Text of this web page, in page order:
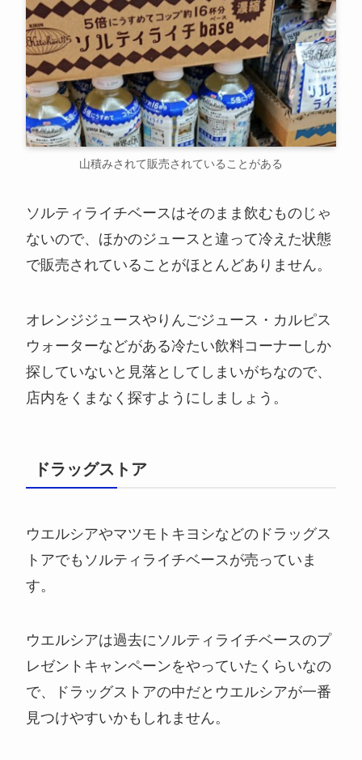
山積みされて販売されていることがある
ソルティライチベースはそのまま飲むものじゃ
ないので、ほかのジュースと違って冷えた状態
で販売されていることがほとんどありません。
オレンジジュースやりんごジュース・カルピス
ウォーターなどがある冷たい飲料コーナーしか
探していないと見落としてしまいがちなので、
店内をくまなく探すようにしましょう。
ドラッグストア
ウエルシアやマツモトキヨシなどのドラッグス
トアでもソルティライチベースが売っていま
す。
ウエルシアは過去にソルティライチベースのプ
レゼントキャンペーンをやっていたくらいなの
で、ドラッグストアの中だとウエルシアが一番
見つけやすいかもしれません。